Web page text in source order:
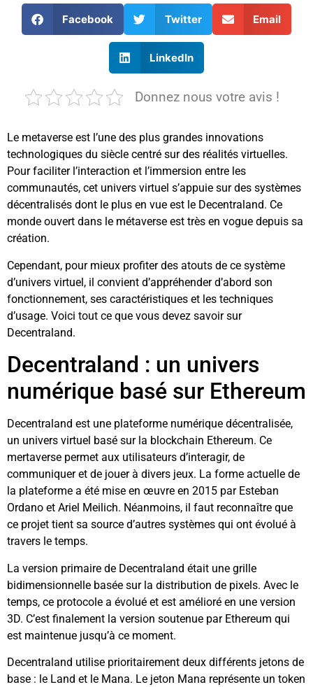
Facebook Twitter Email
LinkedIn
Donnez nous votre avis !
Le metaverse est l’une des plus grandes innovations
technologiques du siècle centré sur des réalités virtuelles.
Pour faciliter l’interaction et l’immersion entre les
communautés, cet univers virtuel s’appuie sur des systèmes
décentralisés dont le plus en vue est le Decentraland. Ce
monde ouvert dans le métaverse est très en vogue depuis sa
création.
Cependant, pour mieux profiter des atouts de ce système
d’univers virtuel, il convient d’appréhender d’abord son
fonctionnement, ses caractéristiques et les techniques
d’usage. Voici tout ce que vous devez savoir sur
Decentraland.
Decentraland : un univers
numérique basé sur Ethereum
Decentraland est une plateforme numérique décentralisée,
un univers virtuel basé sur la blockchain Ethereum. Ce
mertaverse permet aux utilisateurs d’interagir, de
communiquer et de jouer à divers jeux. La forme actuelle de
la plateforme a été mise en œuvre en 2015 par Esteban
Ordano et Ariel Meilich. Néanmoins, il faut reconnaître que
ce projet tient sa source d’autres systèmes qui ont évolué à
travers le temps.
La version primaire de Decentraland était une grille
bidimensionnelle basée sur la distribution de pixels. Avec le
temps, ce protocole a évolué et est amélioré en une version
3D. C’est finalement la version soutenue par Ethereum qui
est maintenue jusqu’à ce moment.
Decentraland utilise prioritairement deux différents jetons de
base : le Land et le Mana. Le jeton Mana représente un token